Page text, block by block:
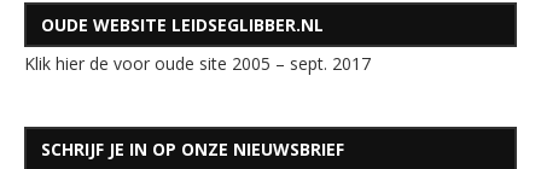
OUDE WEBSITE LEIDSEGLIBBER.NL
Klik hier de voor oude site 2005 – sept. 2017
SCHRIJF JE IN OP ONZE NIEUWSBRIEF